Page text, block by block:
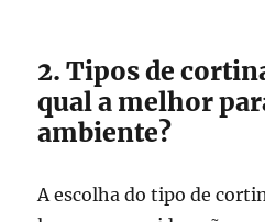
2. Tipos de
qual a melhor
ambiente?
A escolha do tipo de